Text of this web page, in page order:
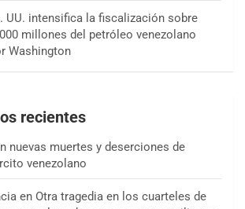
UU. intensifica la fiscalización sobre
millones del petróleo venezolano
Washington
recientes
nuevas muertes y deserciones de
venezolano
en Otra tragedia en los cuarteles de